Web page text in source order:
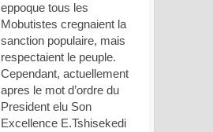
eppoque tous les
Mobutistes cregnaient la
sanction populaire, mais
respectaient le peuple.
Cependant, actuellement
apres le mot d’ordre du
President elu Son
Excellence E.Tshisekedi